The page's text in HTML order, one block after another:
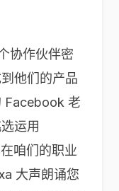
协作伙伴密
他们的产品
Facebook 老
运用
咱们的职业
大声朗诵您